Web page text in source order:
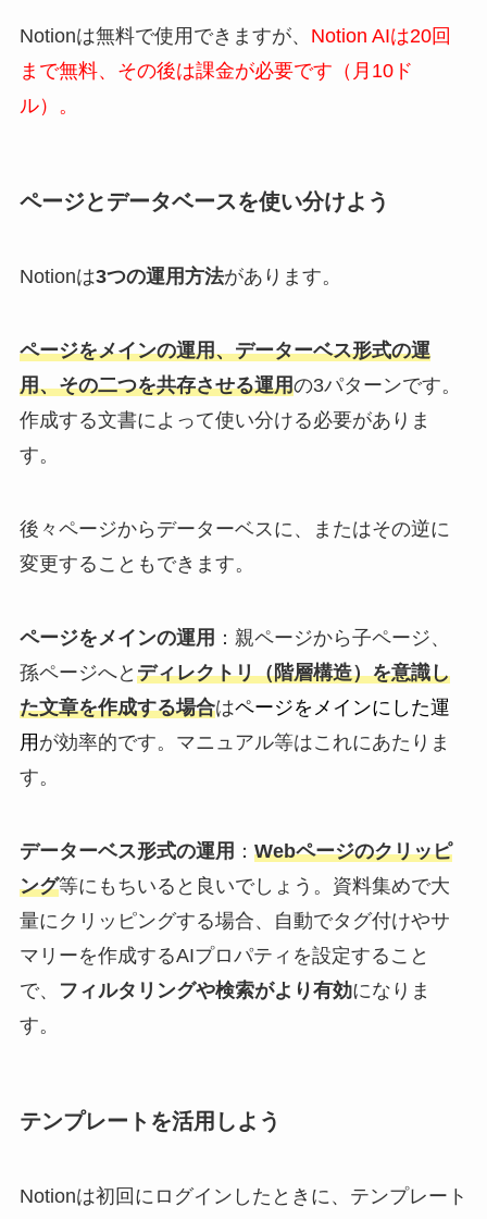
Notionは無料で使用できますが、 Notion AIは20回
まで無料、その後は課金が必要です（月10ド
ル）。
ページとデータベースを使い分けよう
Notionは3つの運用方法があります。
ページをメインの運用、データーベス形式の運
用、その二つを共存させる運用の3パターンです。
作成する文書によって使い分ける必要がありま
す。
後々ページからデーターベスに、またはその逆に
変更することもできます。
ページをメインの運用 ：親ページから子ページ、
孫ページへと ディレクトリ（階層構造）を意識し
た文章を作成する場合はページをメインにした運
用 が効率的です。マニュアル等はこれにあたりま
す。
データーベス形式の運用 ： Webページのクリッピ
ング等にもちいると良いでしょう。資料集めで大
量にクリッピングする場合、自動でタグ付けやサ
マリーを作成するAIプロパティを設定すること
で、
フィルタリングや検索がより有効になりま
す。
テンプレートを活用しよう
Notionは初回にログインしたときに、テンプレート